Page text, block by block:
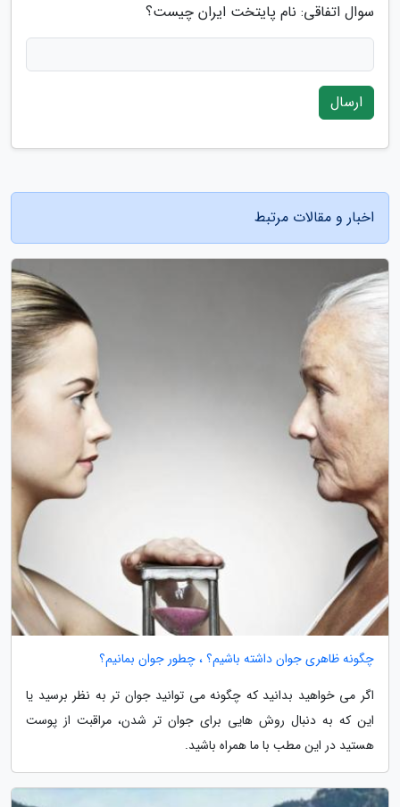
سوال اتفاقی: نام پایتخت ایران چیست؟
ارسال
اخبار و مقالات مرتبط
چگونه ظاهری جوان داشته باشیم؟ ، چطور جوان بمانیم؟
اگر می خواهید بدانید که چگونه می توانید جوان تر به نظر برسید یا
این که به دنبال روش هایی برای جوان تر شدن، مراقبت از پوست
هستید در این مطب با ما همراه باشید.